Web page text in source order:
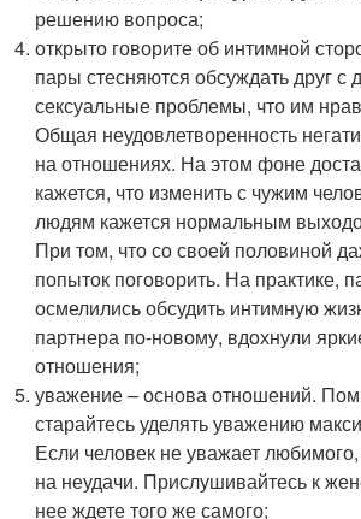
решению вопроса;
открыто говорите об интимной
пары стесняются обсуждать друг с
сексуальные проблемы, что им
Общая неудовлетворенность
на отношениях. На этом фоне
кажется, что изменить с чужим
людям кажется нормальным
При том, что со своей половиной
попыток поговорить. На практике,
осмелились обсудить интимную
партнера по-новому, вдохнули
отношения;
уважение – основа отношений.
старайтесь уделять уважению
Если человек не уважает
на неудачи. Прислушивайтесь к
нее ждете того же самого;